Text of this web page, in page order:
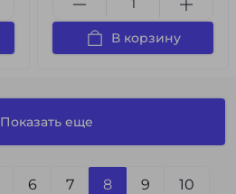
В корзину
Показать еще
6 7 8 9 10